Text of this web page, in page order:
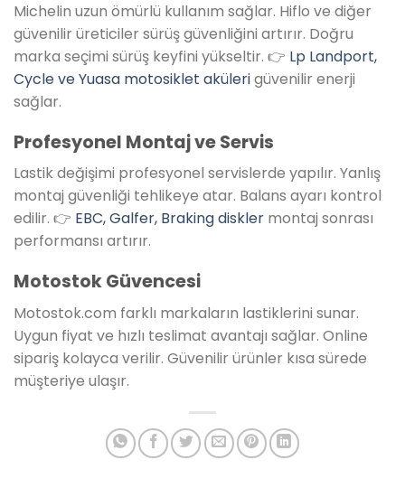
Michelin uzun ömürlü kullanım sağlar. Hiflo ve diğer
güvenilir üreticiler sürüş güvenliğini artırır. Doğru
marka seçimi sürüş keyfini yükseltir. 👉 Lp Landport,
Cycle ve Yuasa motosiklet akülerigüvenilir enerji
sağlar.
Profesyonel Montaj ve Servis
Lastik değişimi profesyonel servislerde yapılır. Yanlış
montaj güvenliği tehlikeye atar. Balans ayarı kontrol
edilir. 👉 EBC, Galfer, Braking diskler montaj sonrası
performansı artırır.
Motostok Güvencesi
Motostok.com farklı markaların lastiklerini sunar.
Uygun fiyat ve hızlı teslimat avantajı sağlar. Online
sipariş kolayca verilir. Güvenilir ürünler kısa sürede
müşteriye ulaşır.